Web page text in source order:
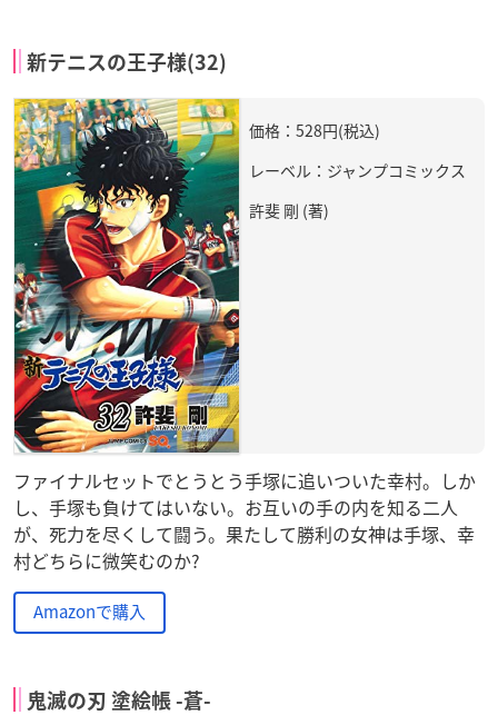
新テニスの王子様(32)
価格：528円(税込)
レーベル：ジャンプコミックス
許斐 剛 (著)
ファイナルセットでとうとう手塚に追いついた幸村。しか
し、手塚も負けてはいない。お互いの手の内を知る二人
が、死力を尽くして闘う。果たして勝利の女神は手塚、幸
村どちらに微笑むのか?
Amazonで購入
鬼滅の刃 塗絵帳 -蒼-